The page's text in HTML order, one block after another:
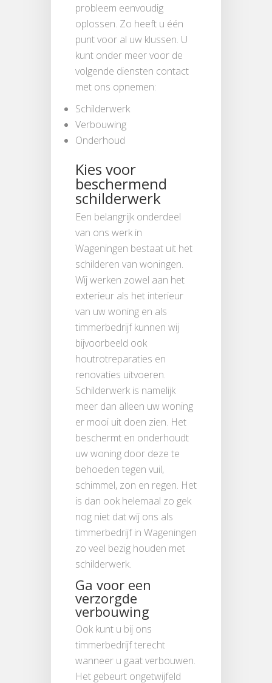
probleem eenvoudig
oplossen. Zo heeft u één
punt voor al uw klussen. U
kunt onder meer voor de
volgende diensten contact
met ons opnemen:
Schilderwerk
Verbouwing
Onderhoud
Kies voor
beschermend
schilderwerk
Een belangrijk onderdeel
van ons werk in
Wageningen bestaat uit het
schilderen van woningen.
Wij werken zowel aan het
exterieur als het interieur
van uw woning en als
timmerbedrijf kunnen wij
bijvoorbeeld ook
houtrotreparaties en
renovaties uitvoeren.
Schilderwerk is namelijk
meer dan alleen uw woning
er mooi uit doen zien. Het
beschermt en onderhoudt
uw woning door deze te
behoeden tegen vuil,
schimmel, zon en regen. Het
is dan ook helemaal zo gek
nog niet dat wij ons als
timmerbedrijf in Wageningen
zo veel bezig houden met
schilderwerk.
Ga voor een
verzorgde
verbouwing
Ook kunt u bij ons
timmerbedrijf terecht
wanneer u gaat verbouwen.
Het gebeurt ongetwijfeld